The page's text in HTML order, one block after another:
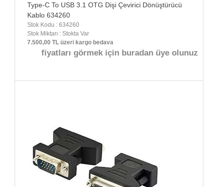
Type-C To USB 3.1 OTG Dişi Çevirici Dönüştürücü
Kablo 634260
Stok Kodu : 634260
Stok Miktarı : Stokta Var
7.500,00 TL üzeri kargo bedava
fiyatları görmek için buradan üye olunuz